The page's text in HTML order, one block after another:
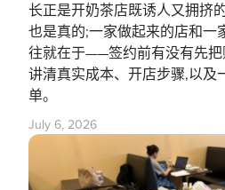
长正是开奶茶店既诱人又拥挤
也是真的;一家做起来的店和一
往就在于——签约前有没有先
讲清真实成本、开店步骤,以及
单。
July 6, 2026